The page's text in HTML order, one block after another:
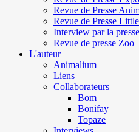
Revue de Presse
Revue de Presse
Interview par la presse
Revue de presse Zoo
L'auteur
Animalium
Liens
Collaborateurs
Bom
Bonifay
Topaze